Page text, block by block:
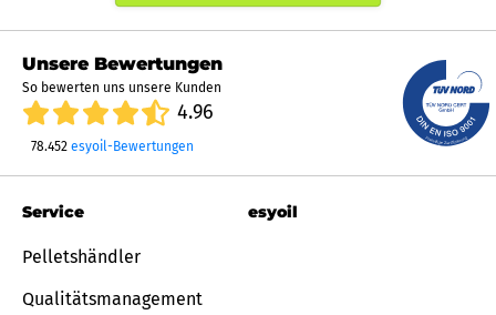
Unsere Bewertungen
So bewerten uns unsere Kunden
4.96
78.452 esyoil-Bewertungen
Service
Pelletshändler
Qualitätsmanagement
esyoil